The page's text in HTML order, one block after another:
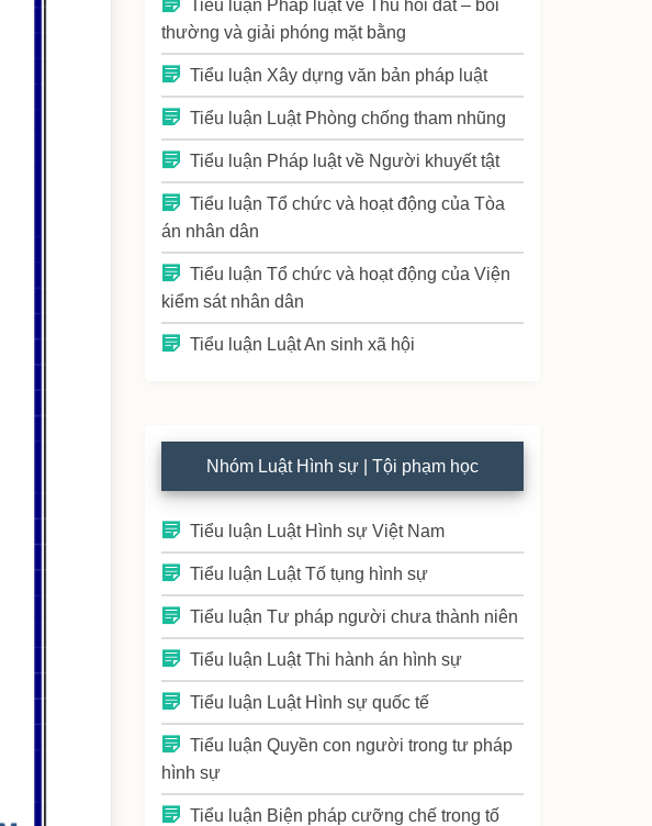
Tiểu luận Pháp luật về Thu hồi đất – bồi
thường và giải phóng mặt bằng
Tiểu luận Xây dựng văn bản pháp luật
Tiểu luận Luật Phòng chống tham nhũng
Tiểu luận Pháp luật về Người khuyết tật
Tiểu luận Tổ chức và hoạt động của Tòa
án nhân dân
Tiểu luận Tổ chức và hoạt động của Viện
kiểm sát nhân dân
Tiểu luận Luật An sinh xã hội
Nhóm Luật Hình sự | Tội phạm học
Tiểu luận Luật Hình sự Việt Nam
Tiểu luận Luật Tố tụng hình sự
Tiểu luận Tư pháp người chưa thành niên
Tiểu luận Luật Thi hành án hình sự
Tiểu luận Luật Hình sự quốc tế
Tiểu luận Quyền con người trong tư pháp
hình sự
Tiểu luận Biện pháp cưỡng chế trong tố